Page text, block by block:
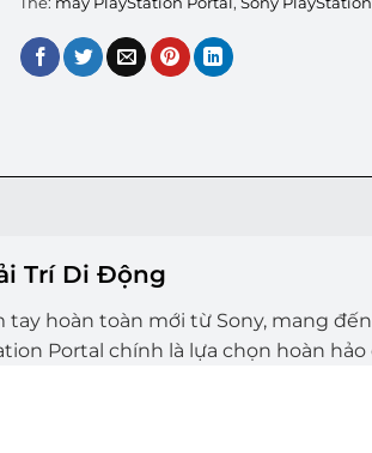
Trí Di Động
tay hoàn toàn mới từ Sony, mang
Portal chính là lựa chọn hoàn